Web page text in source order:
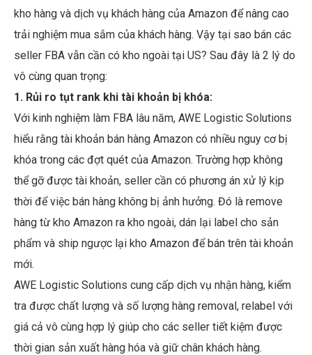
kho hàng và dịch vụ khách hàng của Amazon để nâng cao
trải nghiệm mua sắm của khách hàng. Vậy tại sao bán các
seller FBA vẫn cần có kho ngoài tại US? Sau đây là 2 lý do
vô cùng quan trọng:
1. Rủi ro tụt rank khi tài khoản bị khóa:
Với kinh nghiệm làm FBA lâu năm, AWE Logistic Solutions
hiểu rằng tài khoản bán hàng Amazon có nhiều nguy cơ bị
khóa trong các đợt quét của Amazon. Trường hợp không
thể gỡ được tài khoản, seller cần có phương án xử lý kịp
thời để việc bán hàng không bị ảnh hưởng. Đó là remove
hàng từ kho Amazon ra kho ngoài, dán lại label cho sản
phẩm và ship ngược lại kho Amazon để bán trên tài khoản
mới.
AWE Logistic Solutions cung cấp dịch vụ nhận hàng, kiểm
tra được chất lượng và số lượng hàng removal, relabel với
giá cả vô cùng hợp lý giúp cho các seller tiết kiệm được
thời gian sản xuất hàng hóa và giữ chân khách hàng.